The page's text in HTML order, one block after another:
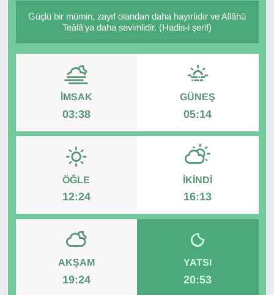
Güçlü bir mümin, zayıf olandan daha hayırlıdır ve Allâhü
Teâlâ'ya daha sevimlidir. (Hadis-i şerif)
İMSAK
03:38
GÜNEŞ
05:14
ÖĞLE
12:24
İKINDI
16:13
AKŞAM
19:24
YATSI
20:53
Diğer
DÜNYA
EĞİTİM
EKONOMİ
Eleman
Emlak
GENEL